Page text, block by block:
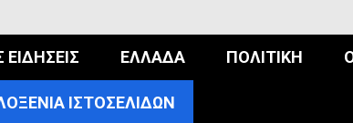
ΕΙΔΉΣΕΙΣ ΕΛΛΆΔΑ ΠΟΛΙΤΙΚΉ
ΙΣΤΟΣΕΛΊΔΩΝ